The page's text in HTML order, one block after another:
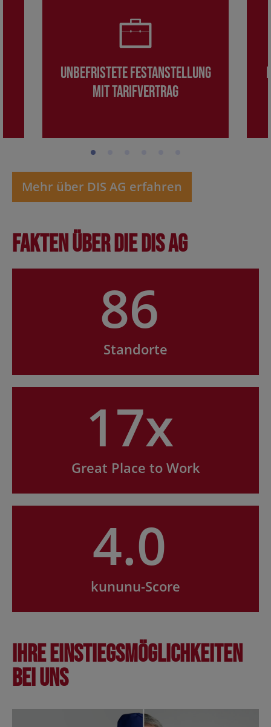
Unbefristete Festanstellung
mit Tarifvertrag
Mehr über DIS AG erfahren
Fakten über die DIS AG
86
Standorte
17x
Great Place to Work
4.0
kununu-Score
Ihre Einstiegsmöglichkeiten
bei uns